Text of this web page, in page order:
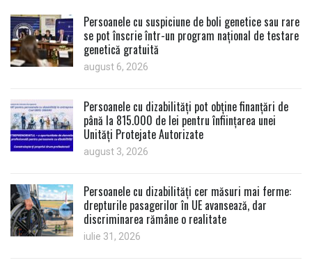
Persoanele cu suspiciune de boli genetice sau rare
se pot înscrie într-un program național de testare
genetică gratuită
august 6, 2026
Persoanele cu dizabilități pot obține finanțări de
până la 815.000 de lei pentru înființarea unei
Unități Protejate Autorizate
august 3, 2026
Persoanele cu dizabilități cer măsuri mai ferme:
drepturile pasagerilor în UE avansează, dar
discriminarea rămâne o realitate
iulie 31, 2026